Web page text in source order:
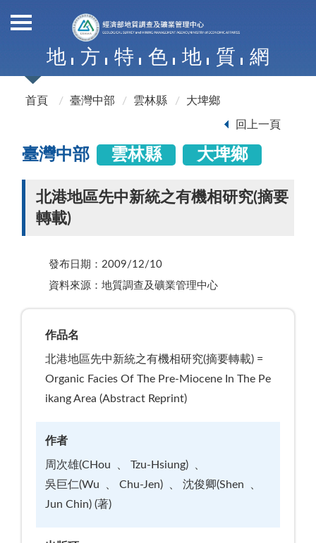
地 方 特 色 地 質 網
首頁 臺灣中部 雲林縣 大埤鄉
回上一頁
臺灣中部 雲林縣 大埤鄉
北港地區先中新統之有機相研究(摘要
轉載)
發布日期：2009/12/10
資料來源：地質調查及礦業管理中心
作品名
北港地區先中新統之有機相研究(摘要轉載) =
Organic Facies Of The Pre-Miocene In The Pe
ikang Area (Abstract Reprint)
作者
周次雄(CHou
Tzu-Hsiung)
吳巨仁(Wu
Chu-Jen)
沈俊卿(Shen
Jun Chin) (著)